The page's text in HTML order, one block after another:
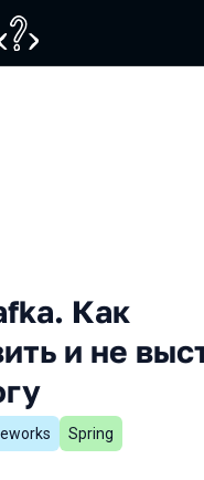
Как
и не
Spring